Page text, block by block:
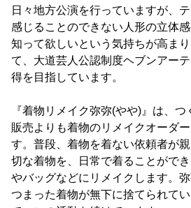
日々地方公演を行っていますが、
感じることのできない人形の立体
知って欲しいという気持ちが高ま
て、大道芸人公認制度ヘブンアー
得を目指しています。
『着物リメイク弥弥(やや)』は、
販売よりも着物のリメイクオーダ
す。普段、着物を着ない依頼者が
切な着物を、日常で着ることがで
やバッグなどにリメイクします。
つまった着物が無下に捨てられて